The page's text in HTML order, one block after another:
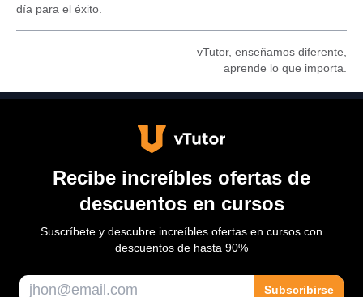
día para el éxito.
vTutor, enseñamos diferente,
aprende lo que importa.
Recibe increíbles ofertas de
descuentos en cursos
Suscríbete y descubre increíbles ofertas en cursos con
descuentos de hasta 90%
Subscribirse